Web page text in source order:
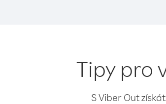
Tipy pro
S Viber Out